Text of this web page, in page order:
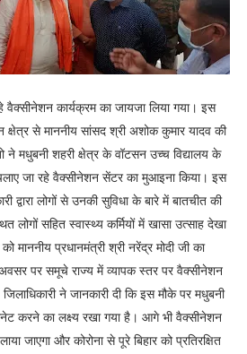
वैक्सीनेशन कार्यक्रम का जायजा लिया गया। इस
क्षेत्र से माननीय सांसद श्री अशोक कुमार यादव की
ने मधुबनी शहरी क्षेत्र के वॉटसन उच्च विद्यालय के
जा रहे वैक्सीनेशन सेंटर का मुआइना किया। इस
द्वारा लोगों से उनकी सुविधा के बारे में बातचीत की
सहित स्वास्थ्य कर्मियों में खासा उत्साह देखा
माननीय प्रधानमंत्री श्री नरेंद्र मोदी जी का
पर समूचे राज्य में व्यापक स्तर पर वैक्सीनेशन
ने जानकारी दी कि इस मौके पर मधुबनी
करने का लक्ष्य रखा गया है। आगे भी वैक्सीनेशन
जाएगा और कोरोना से पूरे बिहार को प्रतिरक्षित